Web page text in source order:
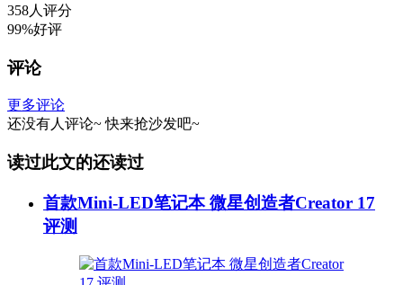
358人评分
99%好评
评论
更多评论
还没有人评论~ 快来抢沙发吧~
读过此文的还读过
首款Mini-LED笔记本 微星创造者Creator 17
评测